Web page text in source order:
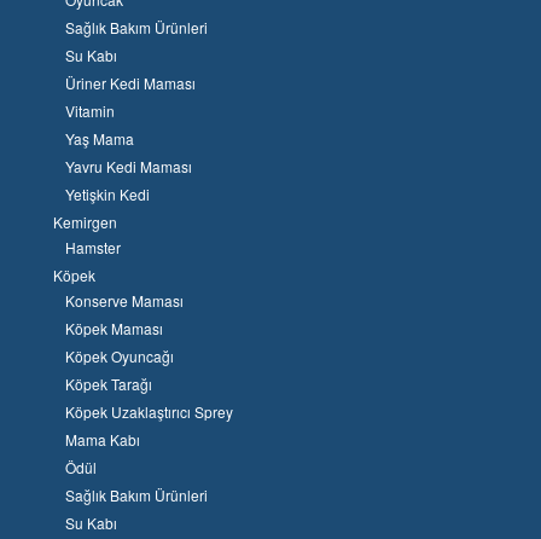
Sağlık Bakım Ürünleri
Su Kabı
Üriner Kedi Maması
Vitamin
Yaş Mama
Yavru Kedi Maması
Yetişkin Kedi
Kemirgen
Hamster
Köpek
Konserve Maması
Köpek Maması
Köpek Oyuncağı
Köpek Tarağı
Köpek Uzaklaştırıcı Sprey
Mama Kabı
Ödül
Sağlık Bakım Ürünleri
Su Kabı